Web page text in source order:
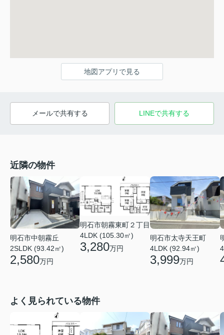
地図アプリで見る
メールで共有する LINEで共有する
近隣の物件
明石市中朝霧丘
2SLDK (93.42㎡)
2,580万円
明石市朝霧東町２丁目
4LDK (105.30㎡)
3,280万円
明石市太寺天王町
4LDK (92.94㎡)
3,999万円
よく見られている物件